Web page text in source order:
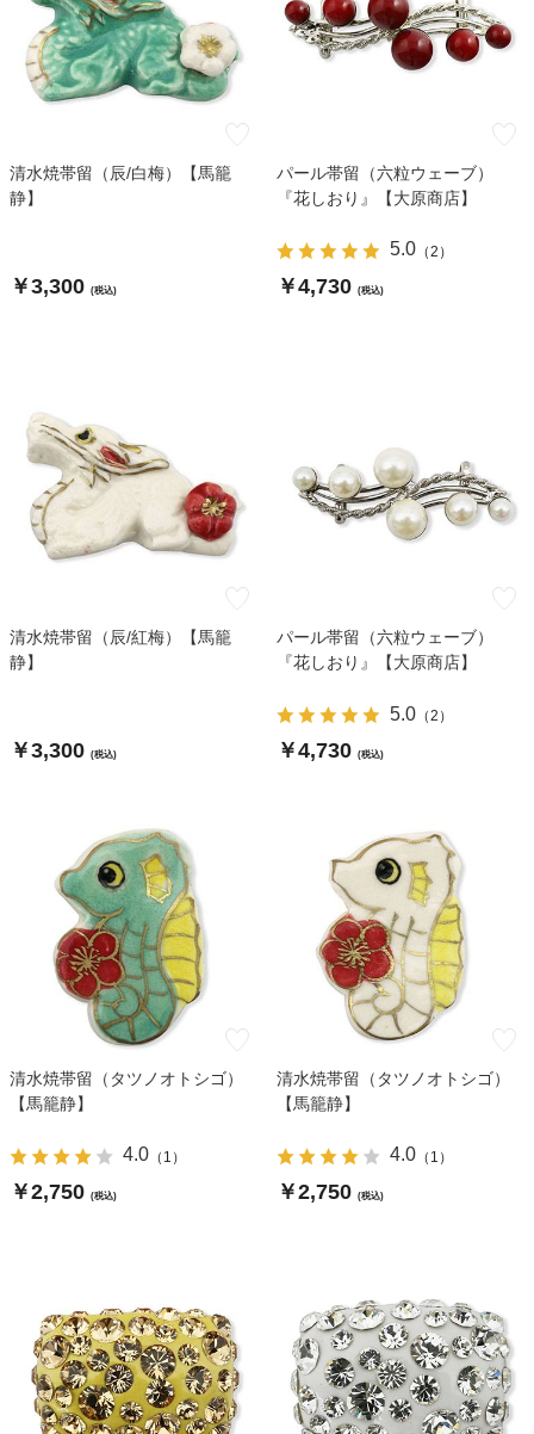
清水焼帯留（辰/白梅）【馬籠
静】
￥3,300 (税込)
パール帯留（六粒ウェーブ）
『花しおり』【大原商店】
5.0（2 ）
￥4,730 (税込)
清水焼帯留（辰/紅梅）【馬籠
静】
￥3,300 (税込)
パール帯留（六粒ウェーブ）
『花しおり』【大原商店】
5.0（2 ）
￥4,730 (税込)
清水焼帯留（タツノオトシゴ）
【馬籠静】
4.0（ 1 ）
￥2,750 (税込)
清水焼帯留（タツノオトシゴ）
【馬籠静】
4.0（ 1 ）
￥2,750 (税込)